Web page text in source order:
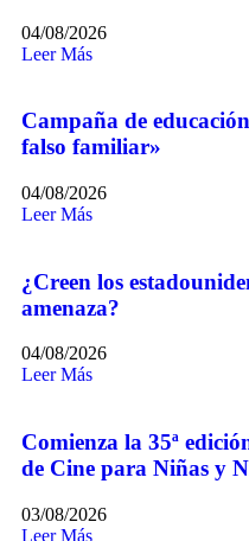
04/08/2026
Leer Más
Campaña de
falso familiar»
04/08/2026
Leer Más
¿Creen los
amenaza?
04/08/2026
Leer Más
Comienza la 35ª
de Cine para Niñas y
03/08/2026
Leer Más